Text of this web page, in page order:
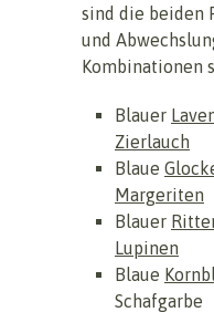
sind die beiden
und
Kombinationen
Blauer
Zierlauch
Blaue
Margeriten
Blauer
Lupinen
Blaue
Schafgarbe